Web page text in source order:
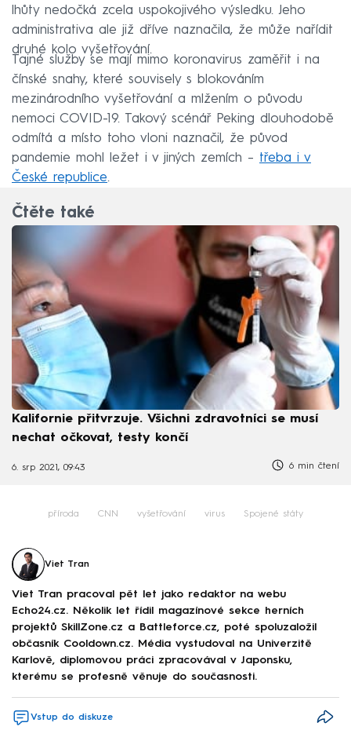
lhůty nedočká zcela uspokojivého výsledku. Jeho
administrativa ale již dříve naznačila, že může nařídit
druhé kolo vyšetřování.
Tajné služby se mají mimo koronavirus zaměřit i na
čínské snahy, které souvisely s blokováním
mezinárodního vyšetřování a mlžením o původu
nemoci COVID-19. Takový scénář Peking dlouhodobě
odmítá a místo toho vloni naznačil, že původ
pandemie mohl ležet i v jiných zemích – třeba i v
České republice.
Čtěte také
Kalifornie přitvrzuje. Všichni zdravotníci se musí
nechat očkovat, testy končí
6. srp 2021, 09:43 6 min čtení
příroda CNN vyšetřování virus Spojené státy
Viet Tran
Viet Tran pracoval pět let jako redaktor na webu
Echo24.cz. Několik let řídil magazínové sekce herních
projektů SkillZone.cz a Battleforce.cz, poté spoluzaložil
občasník Cooldown.cz. Média vystudoval na Univerzitě
Karlově, diplomovou práci zpracovával v Japonsku,
kterému se profesně věnuje do současnosti.
Vstup do diskuze